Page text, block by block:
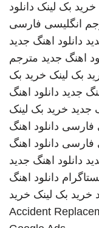
خرید بک لینک دانلود
انگلیسی فارسی
دانلود اهنگ جدید
اهنگ جدید مترجم
بک لینک خرید بک
جدید دانلود اهنگ
جدید خرید بک لینک
فارسی دانلود اهنگ
فارسی دانلود اهنگ
دانلود اهنگ جدید
دانلود اهنگ
خرید بک لینک خرید
Accident